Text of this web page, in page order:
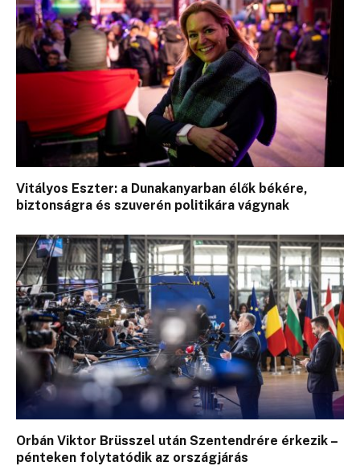
Vitályos Eszter: a Dunakanyarban élők békére,
biztonságra és szuverén politikára vágynak
Orbán Viktor Brüsszel után Szentendrére érkezik –
pénteken folytatódik az országjárás